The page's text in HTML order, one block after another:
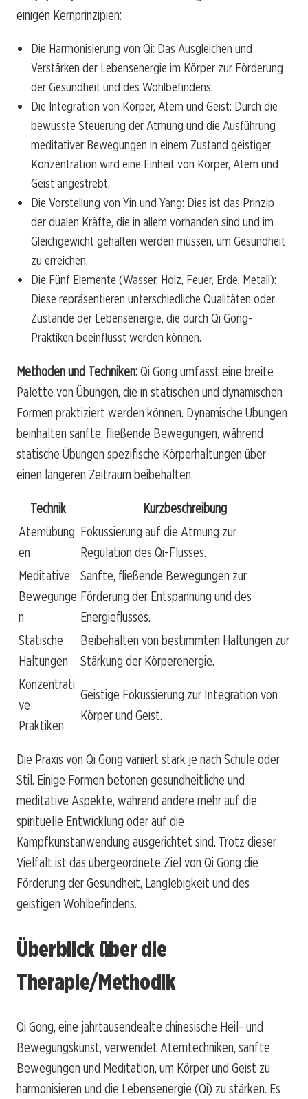
einigen Kernprinzipien:
Die Harmonisierung von Qi: Das Ausgleichen und
Verstärken der Lebensenergie im Körper zur Förderung
der Gesundheit und des Wohlbefindens.
Die Integration von Körper, Atem und Geist: Durch die
bewusste Steuerung der Atmung und die Ausführung
meditativer Bewegungen in einem Zustand geistiger
Konzentration wird eine Einheit von Körper, Atem und
Geist angestrebt.
Die Vorstellung von Yin und Yang: Dies ist das Prinzip
der dualen Kräfte, die in allem vorhanden sind und im
Gleichgewicht gehalten werden müssen, um Gesundheit
zu erreichen.
Die Fünf Elemente (Wasser, Holz, Feuer, Erde, Metall):
Diese repräsentieren unterschiedliche Qualitäten oder
Zustände der Lebensenergie, die durch Qi Gong-
Praktiken beeinflusst werden können.
Methoden und Techniken:Qi Gong umfasst eine breite
Palette von Übungen, die in statischen und dynamischen
Formen praktiziert werden können. Dynamische Übungen
beinhalten sanfte, fließende Bewegungen, während
statische Übungen spezifische Körperhaltungen über
einen längeren Zeitraum beibehalten.
Technik
Kurzbeschreibung
Atemübung
en
Fokussierung auf die Atmung zur
Regulation des Qi-Flusses.
Meditative
Bewegunge
n
Sanfte, fließende Bewegungen zur
Förderung der Entspannung und des
Energieflusses.
Statische
Haltungen
Beibehalten von bestimmten Haltungen zur
Stärkung der Körperenergie.
Konzentrati
ve
Praktiken
Geistige Fokussierung zur Integration von
Körper und Geist.
Die Praxis von Qi Gong variiert stark je nach Schule oder
Stil. Einige Formen betonen gesundheitliche und
meditative Aspekte, während andere mehr auf die
spirituelle Entwicklung oder auf die
Kampfkunstanwendung ausgerichtet sind. Trotz dieser
Vielfalt ist das übergeordnete Ziel von Qi Gong die
Förderung der Gesundheit, Langlebigkeit und des
geistigen Wohlbefindens.
Überblick über die
Therapie/Methodik
Qi Gong, eine jahrtausendealte chinesische Heil- und
Bewegungskunst, verwendet Atemtechniken, sanfte
Bewegungen und Meditation, um Körper und Geist zu
harmonisieren und die Lebensenergie (Qi) zu stärken. Es